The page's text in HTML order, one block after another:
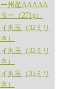
ー州産AAAAA
ー（271g）
丸玉（32ミリ
）
丸玉（32ミリ
）
丸玉（35ミリ
）